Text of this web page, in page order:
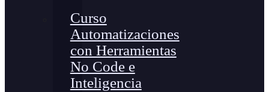
Curso
Automatizaciones
con Herramientas
No Code e
Inteligencia